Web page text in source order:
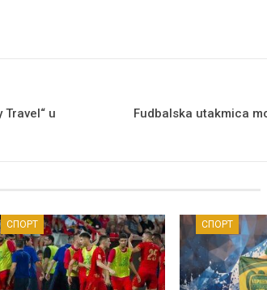
u
Fudbalska utakmica
СПОРТ СПОРТ